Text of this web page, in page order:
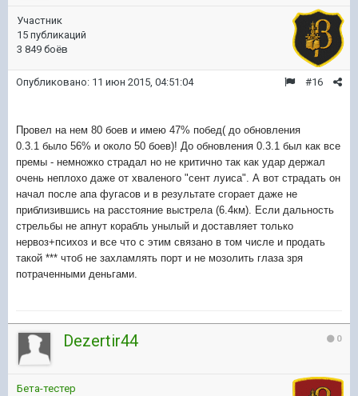
Участник
15 публикаций
3 849 боёв
#16
Опубликовано: 11 июн 2015, 04:51:04
Провел на нем 80 боев и имею 47% побед( до обновления
0.3.1 было 56% и около 50 боев)! До обновления 0.3.1 был как все
премы - немножко страдал но не критично так как удар держал
очень неплохо даже от хваленого "сент луиса". А вот страдать он
начал после апа фугасов и в результате сгорает даже не
приблизившись на расстояние выстрела (6.4км). Если дальность
стрельбы не апнут корабль унылый и доставляет только
нервоз+психоз и все что с этим связано в том числе и продать
такой *** чтоб не захламлять порт и не мозолить глаза зря
потраченными деньгами.
0
Dezertir44
Бета-тестер